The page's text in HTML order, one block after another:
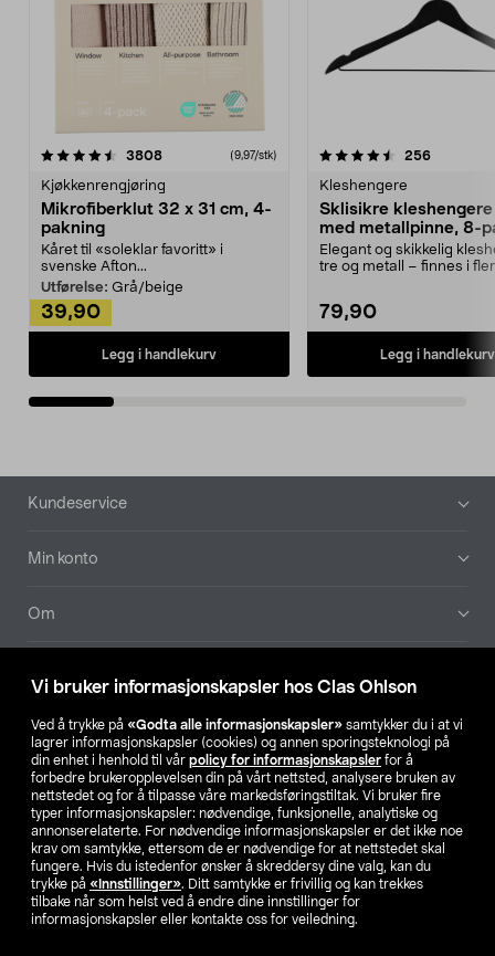
Vi bruker informasjonskapsler hos Clas Ohlson
Ved å trykke på «Godta alle informasjonskapsler» samtykker du i at vi
lagrer informasjonskapsler (cookies) og annen sporingsteknologi på
din enhet i henhold til vår policy for informasjonskapsler for å
forbedre brukeropplevelsen din på vårt nettsted, analysere bruken av
nettstedet og for å tilpasse våre markedsføringstiltak. Vi bruker fire
typer informasjonskapsler: nødvendige, funksjonelle, analytiske og
annonserelaterte. For nødvendige informasjonskapsler er det ikke noe
krav om samtykke, ettersom de er nødvendige for at nettstedet skal
fungere. Hvis du istedenfor ønsker å skreddersy dine valg, kan du
trykke på «Innstillinger». Ditt samtykke er frivillig og kan trekkes
tilbake når som helst ved å endre dine innstillinger for
informasjonskapsler eller kontakte oss for veiledning.
3808anmeldelser(9,97/stk)
Kjøkkenrengjøring
Mikrofiberklut 32 x 31 cm, 4-
pakning
Kåret til «soleklar favoritt» i
svenske Afton...
Utførelse: Grå/beige
39,90
Legg i handlekurv
4.5av 5 stjerner 256
Kleshengere
Sklisikre
med metallpinne, 8-
Elegant og skikkelig
tre og metall – finnes i
79,90
Legg i handlekurv
4.5av 5 stjerner
Bunntekst
Kundeservice
Min konto
Om
Våre selskaper
Finn din butikk
SE NO FI